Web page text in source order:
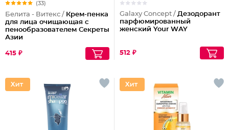
(33)
Белита - Витекс / Крем-пенка
для лица очищающая с
пенообразователем Секреты
Азии
415 ₽
Galaxy Concept / Дезодорант
парфюмированный
женский Your WAY
512 ₽